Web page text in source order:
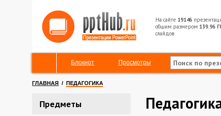
На сайте 19146
общим размером 139.96
слайдов
Блокнот Просмотры
ГЛАВНАЯ / ПЕДАГОГИКА
Предметы